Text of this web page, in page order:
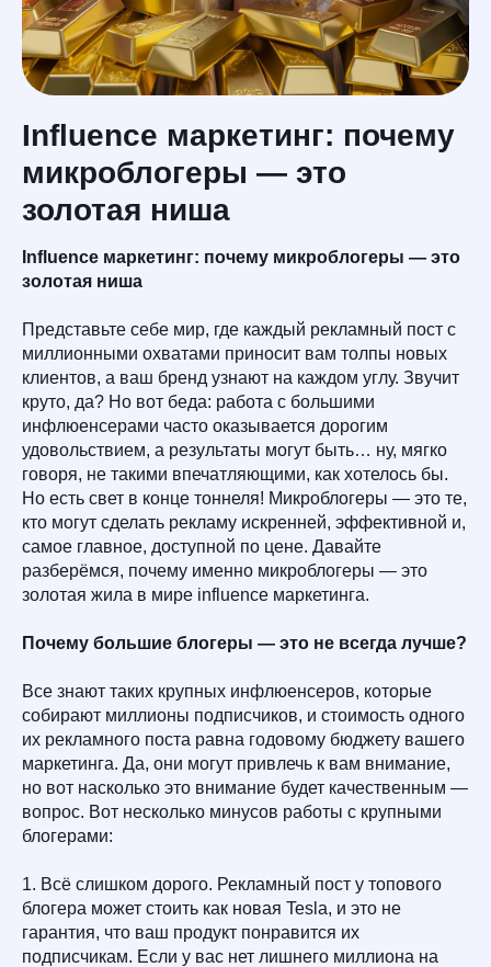
Influence маркетинг: почему
микроблогеры — это
золотая ниша
Influence маркетинг: почему микроблогеры — это
золотая ниша
Представьте себе мир, где каждый рекламный пост с
миллионными охватами приносит вам толпы новых
клиентов, а ваш бренд узнают на каждом углу. Звучит
круто, да? Но вот беда: работа с большими
инфлюенсерами часто оказывается дорогим
удовольствием, а результаты могут быть… ну, мягко
говоря, не такими впечатляющими, как хотелось бы.
Но есть свет в конце тоннеля! Микроблогеры — это те,
кто могут сделать рекламу искренней, эффективной и,
самое главное, доступной по цене. Давайте
разберёмся, почему именно микроблогеры — это
золотая жила в мире influence маркетинга.
Почему большие блогеры — это не всегда лучше?
Все знают таких крупных инфлюенсеров, которые
собирают миллионы подписчиков, и стоимость одного
их рекламного поста равна годовому бюджету вашего
маркетинга. Да, они могут привлечь к вам внимание,
но вот насколько это внимание будет качественным —
вопрос. Вот несколько минусов работы с крупными
блогерами:
1. Всё слишком дорого. Рекламный пост у топового
блогера может стоить как новая Tesla, и это не
гарантия, что ваш продукт понравится их
подписчикам. Если у вас нет лишнего миллиона на